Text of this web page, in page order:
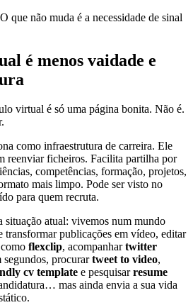
que não muda é a necessidade de sinal
é menos vaidade e
virtual é só uma página bonita. Não é.
como infraestrutura de carreira. Ele
reenviar ficheiros. Facilita partilha por
competências, formação, projetos,
mais limpo. Pode ser visto no
para quem recruta.
situação atual: vivemos num mundo
transformar publicações em vídeo, editar
flexclip, acompanhartwitter
segundos, procurartweet to video,
cv template e pesquisarresume
mas ainda envia a sua vida